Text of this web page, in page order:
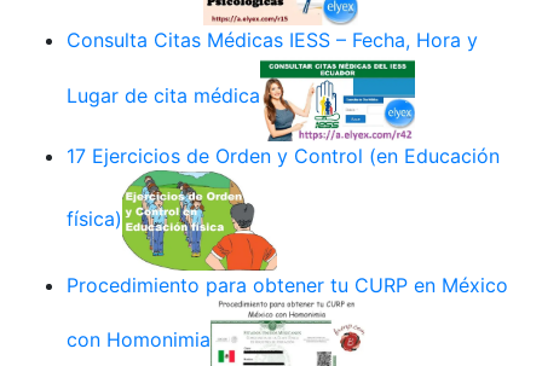
Consulta Citas Médicas IESS – Fecha, Hora y
Lugar de cita médica
17 Ejercicios de Orden y Control (en Educación
física)
Procedimiento para obtener tu CURP en México
con Homonimia